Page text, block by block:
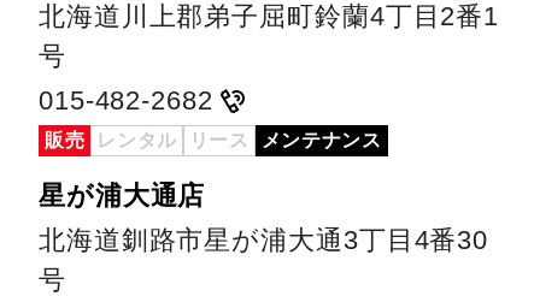
北海道川上郡弟子屈町鈴蘭4丁目2番1
号
015-482-2682
販売 レンタル リース メンテナンス
星が浦大通店
北海道釧路市星が浦大通3丁目4番30
号